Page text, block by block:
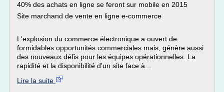
40% des achats en ligne se feront sur mobile en 2015
Site marchand de vente en ligne e-commerce
L'explosion du commerce électronique a ouvert de
formidables opportunités commerciales mais, génère aussi
des nouveaux défis pour les équipes opérationnelles. La
rapidité et la disponibilité d'un site face à...
Lire la suite